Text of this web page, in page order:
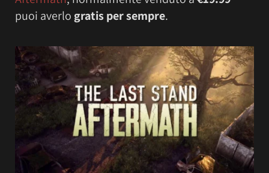
puoi averlo gratis per sempre.